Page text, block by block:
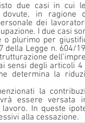
due casi in cui
dovute, in
dei
I due casi
o plurimo per
della Legge n. 604/
sensi degli articoli
determina la
la
essere versata
In queste
alla cessazione.